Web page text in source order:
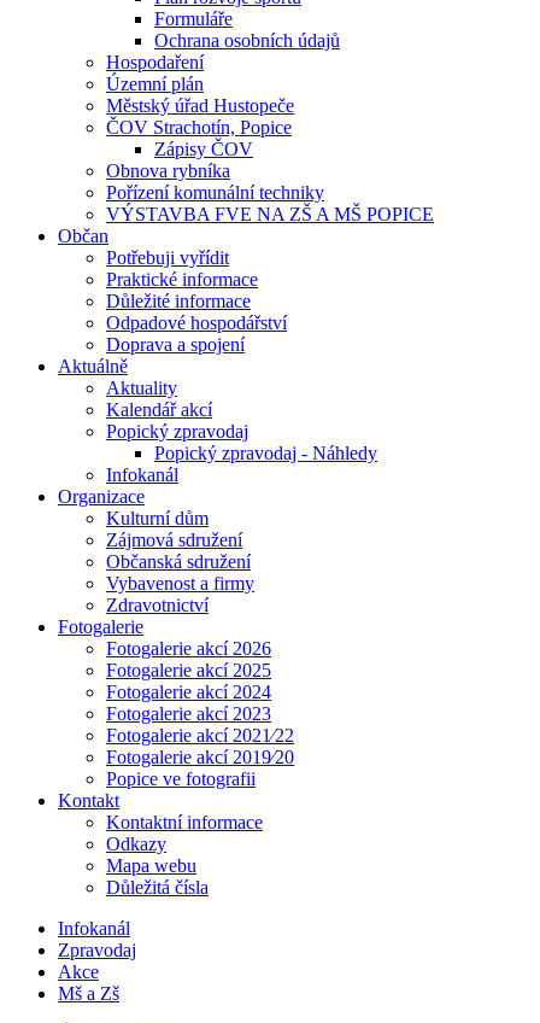
Formuláře
Ochrana osobních údajů
Hospodaření
Územní plán
Městský úřad Hustopeče
ČOV Strachotín, Popice
Zápisy ČOV
Obnova rybníka
Pořízení komunální techniky
VÝSTAVBA FVE NA ZŠ A MŠ POPICE
Občan
Potřebuji vyřídit
Praktické informace
Důležité informace
Odpadové hospodářství
Doprava a spojení
Aktuálně
Aktuality
Kalendář akcí
Popický zpravodaj
Popický zpravodaj - Náhledy
Infokanál
Organizace
Kulturní dům
Zájmová sdružení
Občanská sdružení
Vybavenost a firmy
Zdravotnictví
Fotogalerie
Fotogalerie akcí 2026
Fotogalerie akcí 2025
Fotogalerie akcí 2024
Fotogalerie akcí 2023
Fotogalerie akcí 2021⁄22
Fotogalerie akcí 2019⁄20
Popice ve fotografii
Kontakt
Kontaktní informace
Odkazy
Mapa webu
Důležitá čísla
Infokanál
Zpravodaj
Akce
Mš a Zš